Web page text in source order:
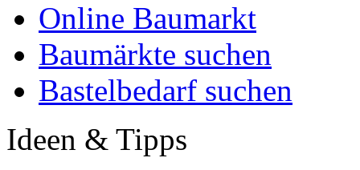
Online Baumarkt
Baumärkte suchen
Bastelbedarf suchen
Ideen & Tipps